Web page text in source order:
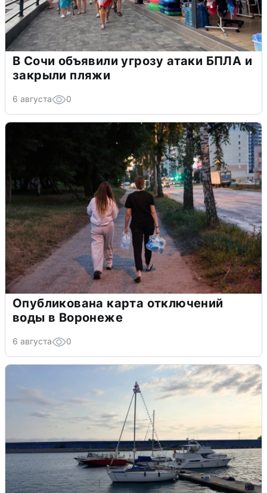
В Сочи объявили угрозу атаки БПЛА и
закрыли пляжи
6 августа 0
Опубликована карта отключений
воды в Воронеже
6 августа 0